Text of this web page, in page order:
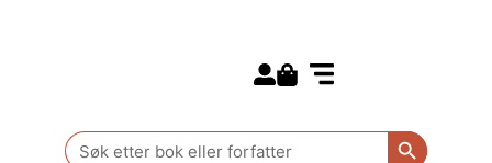
Search
for:
Search